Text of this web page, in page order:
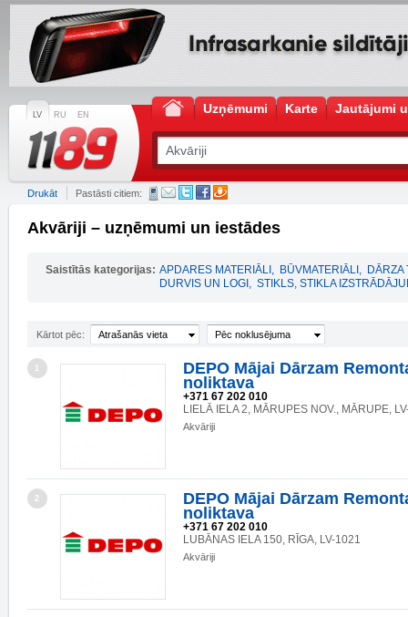
LV RU EN Uzņēmumi Karte Jautājumi
Drukāt Pastāsti citiem:
Akvāriji – uzņēmumi un iestādes
Saistītās kategorijas: APDARES MATERIĀLI , BŪVMATERIĀLI , DĀRZA
DURVIS UN LOGI , STIKLS, STIKLA
Kārtot pēc: Atrašanās vieta Pēc noklusējuma
1
DEPO Mājai Dārzam
noliktava
+371 67 202 010
LIELĀ IELA 2, MĀRUPES NOV., MĀRUPE,
Akvāriji
2
DEPO Mājai Dārzam
noliktava
+371 67 202 010
LUBĀNAS IELA 150, RĪGA, LV-1021
Akvāriji